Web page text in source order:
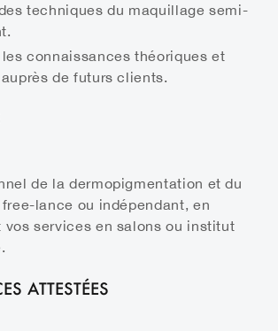
techniques du maquillage semi-
connaissances théoriques et
de futurs clients.
de la dermopigmentation et du
lance ou indépendant, en
vos services en salons ou institut
ATTESTÉES